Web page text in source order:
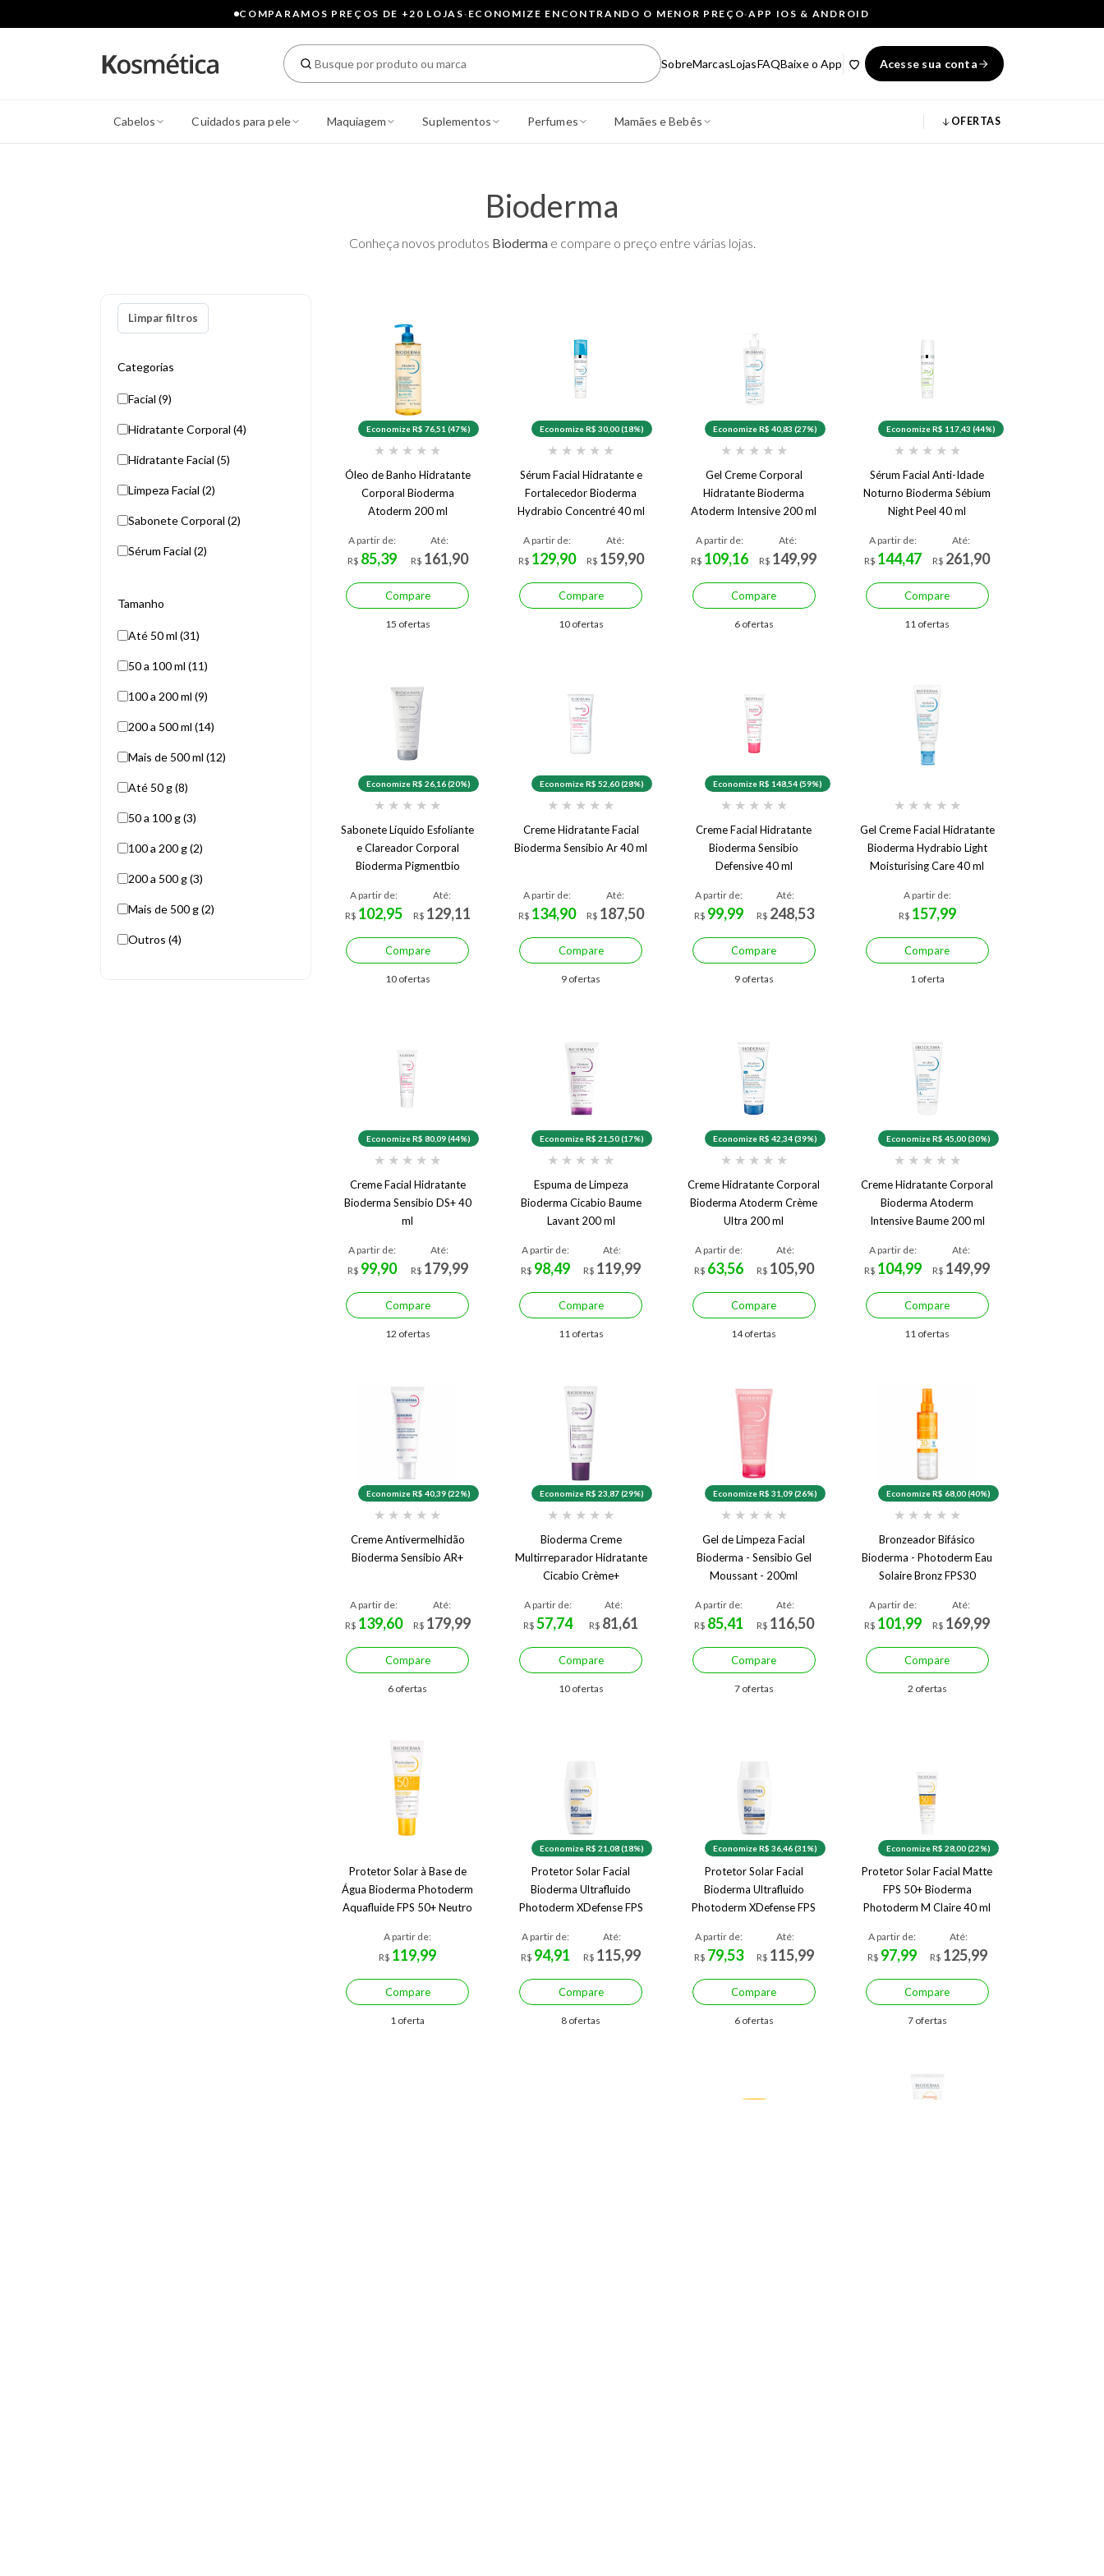
COMPARAMOS PREÇOS DE +20 LOJAS· ECONOMIZE ENCONTRANDO O MENOR PREÇO·APP IOS & ANDROID
SobreMarcasLojasFAQBaixe o App Acesse sua conta
Cabelos Cuidados para pele Maquiagem Suplementos Perfumes Mamães e Bebês OFERTAS
Bioderma
Conheça novos produtos Biodermae compare o preço entre várias lojas.
Limpar filtros
Categorias
Facial (9)
Hidratante Corporal (4)
Hidratante Facial (5)
Limpeza Facial (2)
Sabonete Corporal (2)
Sérum Facial (2)
Tamanho
Até 50 ml (31)
50 a 100 ml (11)
100 a 200 ml (9)
200 a 500 ml (14)
Mais de 500 ml (12)
Até 50 g (8)
50 a 100 g (3)
100 a 200 g (2)
200 a 500 g (3)
Mais de 500 g (2)
Outros (4)
Economize R$ 76,51 (47%)
★ ★ ★ ★ ★
Óleo de Banho Hidratante
Corporal Bioderma
Atoderm 200 ml
A partir de:
R$ 85,39
Até:
R$ 161,90
Compare
15 ofertas
Economize R$ 30,00 (18%)
★ ★ ★ ★ ★
Sérum Facial Hidratante e
Fortalecedor Bioderma
Hydrabio Concentré 40 ml
A partir de:
R$ 129,90
Até:
R$ 159,90
Compare
10 ofertas
Economize R$ 40,83 (27%)
★ ★ ★ ★ ★
Gel Creme Corporal
Hidratante Bioderma
Atoderm Intensive 200 ml
A partir de:
R$ 109,16
Até:
R$ 149,99
Compare
6 ofertas
Economize R$ 117,43 (44%)
★ ★ ★ ★ ★
Sérum Facial Anti-Idade
Noturno Bioderma Sébium
Night Peel 40 ml
A partir de:
R$ 144,47
Até:
R$ 261,90
Compare
11 ofertas
Economize R$ 26,16 (20%)
★ ★ ★ ★ ★
Sabonete Líquido Esfoliante
e Clareador Corporal
Bioderma Pigmentbio
A partir de:
R$ 102,95
Até:
R$ 129,11
Compare
10 ofertas
Economize R$ 52,60 (28%)
★ ★ ★ ★ ★
Creme Hidratante Facial
Bioderma Sensibio Ar 40 ml
A partir de:
R$ 134,90
Até:
R$ 187,50
Compare
9 ofertas
Economize R$ 148,54 (59%)
★ ★ ★ ★ ★
Creme Facial Hidratante
Bioderma Sensibio
Defensive 40 ml
A partir de:
R$ 99,99
Até:
R$ 248,53
Compare
9 ofertas
★ ★ ★ ★ ★
Gel Creme Facial Hidratante
Bioderma Hydrabio Light
Moisturising Care 40 ml
A partir de:
R$ 157,99
Compare
1 oferta
Economize R$ 80,09 (44%)
★ ★ ★ ★ ★
Creme Facial Hidratante
Bioderma Sensibio DS+ 40
ml
A partir de:
R$ 99,90
Até:
R$ 179,99
Compare
12 ofertas
Economize R$ 21,50 (17%)
★ ★ ★ ★ ★
Espuma de Limpeza
Bioderma Cicabio Baume
Lavant 200 ml
A partir de:
R$ 98,49
Até:
R$ 119,99
Compare
11 ofertas
Economize R$ 42,34 (39%)
★ ★ ★ ★ ★
Creme Hidratante Corporal
Bioderma Atoderm Crème
Ultra 200 ml
A partir de:
R$ 63,56
Até:
R$ 105,90
Compare
14 ofertas
Economize R$ 45,00 (30%)
★ ★ ★ ★ ★
Creme Hidratante Corporal
Bioderma Atoderm
Intensive Baume 200 ml
A partir de:
R$ 104,99
Até:
R$ 149,99
Compare
11 ofertas
Economize R$ 40,39 (22%)
★ ★ ★ ★ ★
Creme Antivermelhidão
Bioderma Sensibio AR+
A partir de:
R$ 139,60
Até:
R$ 179,99
Compare
6 ofertas
Economize R$ 23,87 (29%)
★ ★ ★ ★ ★
Bioderma Creme
Multirreparador Hidratante
Cicabio Crème+
A partir de:
R$57,74
Até:
R$ 81,61
Compare
10 ofertas
Economize R$ 31,09 (26%)
★ ★ ★ ★ ★
Gel de Limpeza Facial
Bioderma - Sensibio Gel
Moussant - 200ml
A partir de:
R$ 85,41
Até:
R$ 116,50
Compare
7 ofertas
Economize R$ 68,00 (40%)
★ ★ ★ ★ ★
Bronzeador Bifásico
Bioderma - Photoderm Eau
Solaire Bronz FPS30
A partir de:
R$ 101,99
Até:
R$ 169,99
Compare
2 ofertas
Protetor Solar à Base de
Água Bioderma Photoderm
Aquafluide FPS 50+ Neutro
A partir de:
R$ 119,99
Compare
1 oferta
Economize R$ 21,08 (18%)
Protetor Solar Facial
Bioderma Ultrafluido
Photoderm XDefense FPS
A partir de:
R$ 94,91
Até:
R$ 115,99
Compare
8 ofertas
Economize R$ 36,46 (31%)
Protetor Solar Facial
Bioderma Ultrafluido
Photoderm XDefense FPS
A partir de:
R$ 79,53
Até:
R$ 115,99
Compare
6 ofertas
Economize R$ 28,00 (22%)
Protetor Solar Facial Matte
FPS 50+ Bioderma
Photoderm M Claire 40 ml
A partir de:
R$ 97,99
Até:
R$ 125,99
Compare
7 ofertas